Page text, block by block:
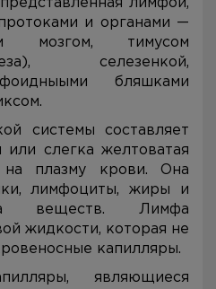
лимфой,
и органами —
мозгом, тимусом
селезенкой,
бляшками
системы составляет
слегка желтоватая
на плазму крови. Она
лимфоциты, жиры и
веществ. Лимфа
жидкости, которая не
капилляры.
являющиеся